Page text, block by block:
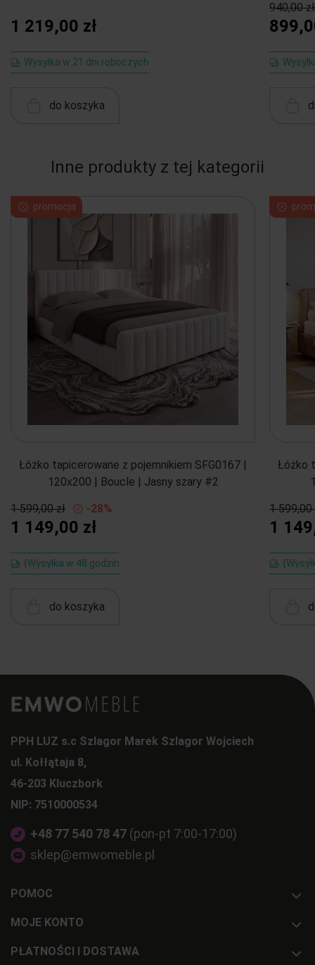
1 219,00 zł
Wysyłka w 21 dni roboczych
do koszyka
940,00 zł
Inne produkty z tej kategorii
Łóżko tapicerowane z pojemnikiem SFG0167 |
120x200 | Boucle | Jasny szary #2
1 599,00 zł -28%
1 149,00 zł
{Wysyłka w 48 godzin
do koszyka
promocja
Łóżko
1 599,00
1
PPH LUZ s.c Szlagor Marek Szlagor Wojciech
ul. Kołłątaja 8,
46-203 Kluczbork
NIP: 7510000534
+48 77 540 78 47 (pon-pt 7:00-17:00)
sklep@emwomeble.pl
POMOC
MOJE KONTO
PŁATNOŚCI I DOSTAWA